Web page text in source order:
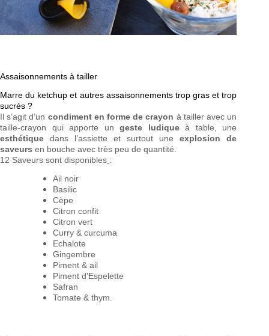
Assaisonnements à tailler
Marre du ketchup et autres assaisonnements trop gras et trop
sucrés ?
Il s’agit d’un condiment en forme de crayon à tailler avec un
taille-crayon qui apporte ungeste ludiqueà table, une
esthétique dans l’assiette et surtout uneexplosion de
saveurs en bouche avec très peu de quantité.
12 Saveurs sont disponibles :
Ail noir
Basilic
Cèpe
Citron confit
Citron vert
Curry & curcuma
Echalote
Gingembre
Piment & ail
Piment d'Espelette
Safran
Tomate & thym.